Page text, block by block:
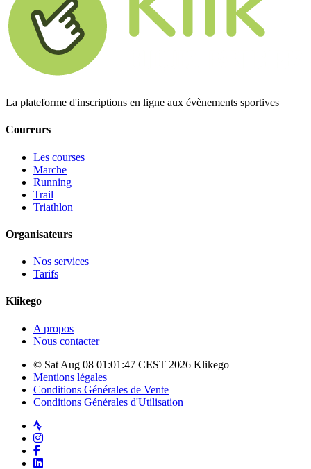
La plateforme d'inscriptions en ligne aux évènements sportives
Coureurs
Les courses
Marche
Running
Trail
Triathlon
Organisateurs
Nos services
Tarifs
Klikego
A propos
Nous contacter
© Sat Aug 08 01:01:47 CEST 2026 Klikego
Mentions légales
Conditions Générales de Vente
Conditions Générales d'Utilisation
Strava
Instagram
Facebook
LinkedIn